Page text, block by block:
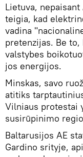
Lietuva,
teigia, kad
vadina
pretenzijas. Be
valstybes
jos energijos.
Minskas, savo
atitiks
Vilniaus protestai
susirūpinimo
Baltarusijos AE
Gardino srityje,